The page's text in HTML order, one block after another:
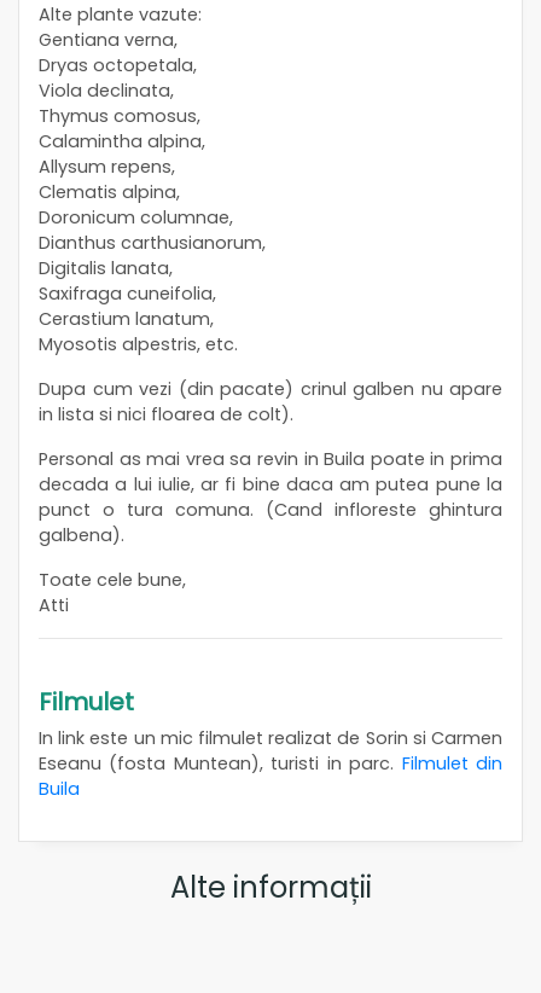
Alte plante vazute:
Gentiana verna,
Dryas octopetala,
Viola declinata,
Thymus comosus,
Calamintha alpina,
Allysum repens,
Clematis alpina,
Doronicum columnae,
Dianthus carthusianorum,
Digitalis lanata,
Saxifraga cuneifolia,
Cerastium lanatum,
Myosotis alpestris, etc.
Dupa cum vezi (din pacate) crinul galben nu apare
in lista si nici floarea de colt).
Personal as mai vrea sa revin in Buila poate in prima
decada a lui iulie, ar fi bine daca am putea pune la
punct o tura comuna. (Cand infloreste ghintura
galbena).
Toate cele bune,
Atti
Filmulet
In link este un mic filmulet realizat de Sorin si Carmen
Eseanu (fosta Muntean), turisti in parc. Filmulet din
Buila
Alte informații